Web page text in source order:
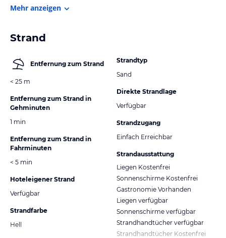
Mehr anzeigen
Strand
Entfernung zum Strand
< 25 m
Entfernung zum Strand in
Gehminuten
1 min
Entfernung zum Strand in
Fahrminuten
< 5 min
Hoteleigener Strand
Verfügbar
Strandfarbe
Hell
Strandtyp
Sand
Direkte Strandlage
Verfügbar
Strandzugang
Einfach Erreichbar
Strandausstattung
Liegen Kostenfrei
Sonnenschirme Kostenfrei
Gastronomie Vorhanden
Liegen verfügbar
Sonnenschirme verfügbar
Strandhandtücher verfügbar
Strandhandtücher Kostenfrei